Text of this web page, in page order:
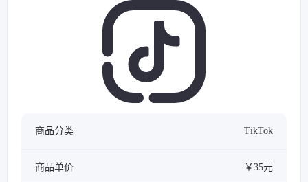
商品分类 TikTok
商品单价 ￥35元